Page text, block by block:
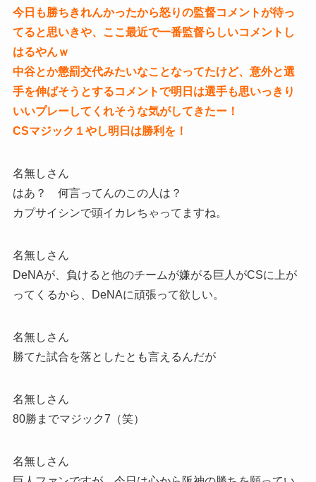
今日も勝ちきれんかったから怒りの監督コメントが待っ
てると思いきや、ここ最近で一番監督らしいコメントし
はるやんｗ
中谷とか懲罰交代みたいなことなってたけど、意外と選
手を伸ばそうとするコメントで明日は選手も思いっきり
いいプレーしてくれそうな気がしてきたー！
CSマジック１やし明日は勝利を！
名無しさん
はあ？ 何言ってんのこの人は？
カプサイシンで頭イカレちゃってますね。
名無しさん
DeNAが、負けると他のチームが嫌がる巨人がCSに上が
ってくるから、DeNAに頑張って欲しい。
名無しさん
勝てた試合を落としたとも言えるんだが
名無しさん
80勝までマジック7（笑）
名無しさん